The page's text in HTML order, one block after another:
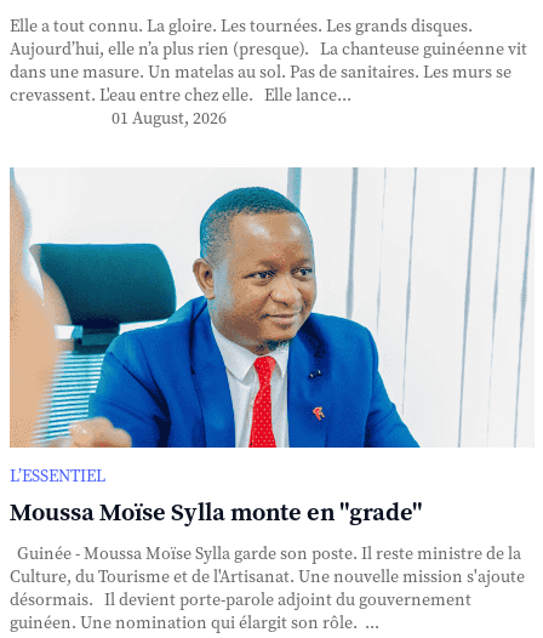
Elle a tout connu. La gloire. Les tournées. Les grands disques.
Aujourd’hui, elle n’a plus rien (presque). La chanteuse guinéenne vit
dans une masure. Un matelas au sol. Pas de sanitaires. Les murs se
crevassent. L'eau entre chez elle. Elle lance...
01 August, 2026
L’ESSENTIEL
Moussa Moïse Sylla monte en "grade"
Guinée - Moussa Moïse Sylla garde son poste. Il reste ministre de la
Culture, du Tourisme et de l'Artisanat. Une nouvelle mission s'ajoute
désormais. Il devient porte-parole adjoint du gouvernement
guinéen. Une nomination qui élargit son rôle. ...